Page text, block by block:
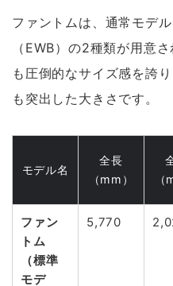
ファントムは、通常モデ
（EWB）の2種類が用意
も圧倒的なサイズ感を誇
も突出した大きさです。
モデル名
全長
（mm）
（
ファン
トム
（標準
モデ
5,770